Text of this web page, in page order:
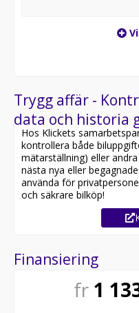
Trygg affär -
data och historia
Hos Klickets
kontrollera både
mätarställning) eller
nästa nya eller
använda för
och säkrare bilköp!
Finansiering
fr 1